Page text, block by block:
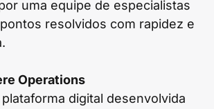
uma equipe de especialistas
resolvidos com rapidez e
Operations
plataforma digital desenvolvida